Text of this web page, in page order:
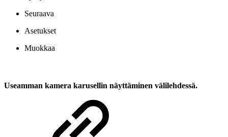
Seuraava
Asetukset
Muokkaa
Useamman kamera karusellin näyttäminen välilehdessä.